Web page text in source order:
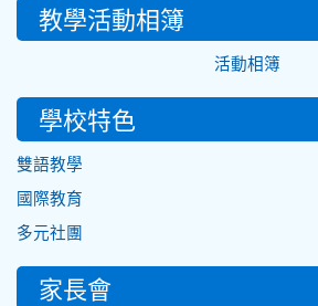
教學活動相簿
活動相簿
學校特色
雙語教學
國際教育
多元社團
家長會